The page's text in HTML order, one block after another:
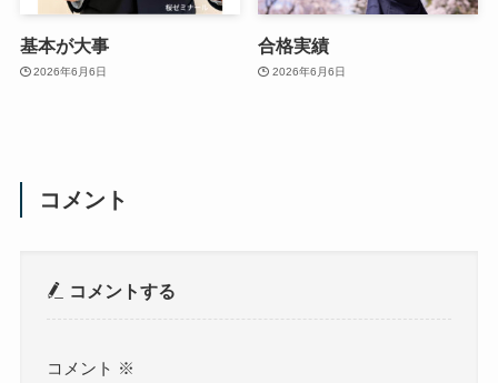
基本が大事
2026年6月6日
合格実績
2026年6月6日
コメント
コメントする
コメント ※